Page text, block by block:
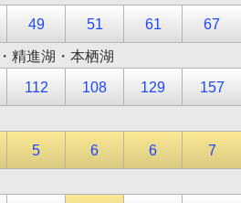
49 51 61 67
精進湖・本栖湖
112 108 129 157
5 6 6 7